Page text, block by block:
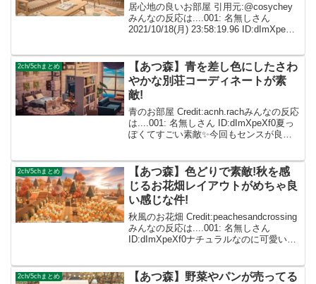
居心地の良いお部屋 引用元:@cosychey
みんなの反応は....001: 名無しさん
2021/10/18(月) 23:58:19.96 ID:dImXpeXf0
2ch/5chまとめ
【あつ森】青を差し色にしたさわ
やかな別荘コーディネートが素
敵!
青のお部屋 Credit:acnh.rachみんなの反応
は....001: 名無しさん ID:dImXpeXf0夏っ
ぽくてすごい素敵✨今回もセンスが良す
好きな...
2ch/5chまとめ
【あつ森】色どりで素敵!秋を感
じるお花畑レイアウトがめちゃ良
い感じな件!
秋風のお花畑 Credit:peachesandcrossing
みんなの反応は....001: 名無しさん
ID:dImXpeXf0ナチュラルなのに可愛い💚
2ch/5chまとめ
【あつ森】野菜やパンが売ってる